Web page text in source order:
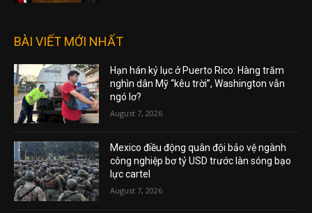
BÀI VIẾT MỚI NHẤT
Hạn hán kỷ lục ở Puerto Rico: Hàng trăm
nghìn dân Mỹ “kêu trời”, Washington vẫn
ngó lơ?
August 7, 2026
Mexico điều động quân đội bảo vệ ngành
công nghiệp bơ tỷ USD trước làn sóng bạo
lực cartel
August 7, 2026